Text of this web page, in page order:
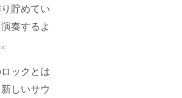
貯めてい
奏するよ
ックとは
しいサウ